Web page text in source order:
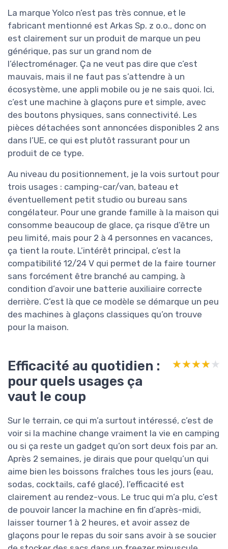
La marque Yolco n’est pas très connue, et le
fabricant mentionné est Arkas Sp. z o.o., donc on
est clairement sur un produit de marque un peu
générique, pas sur un grand nom de
l’électroménager. Ça ne veut pas dire que c’est
mauvais, mais il ne faut pas s’attendre à un
écosystème, une appli mobile ou je ne sais quoi. Ici,
c’est une machine à glaçons pure et simple, avec
des boutons physiques, sans connectivité. Les
pièces détachées sont annoncées disponibles 2 ans
dans l’UE, ce qui est plutôt rassurant pour un
produit de ce type.
Au niveau du positionnement, je la vois surtout pour
trois usages : camping-car/van, bateau et
éventuellement petit studio ou bureau sans
congélateur. Pour une grande famille à la maison qui
consomme beaucoup de glace, ça risque d’être un
peu limité, mais pour 2 à 4 personnes en vacances,
ça tient la route. L’intérêt principal, c’est la
compatibilité 12/24 V qui permet de la faire tourner
sans forcément être branché au camping, à
condition d’avoir une batterie auxiliaire correcte
derrière. C’est là que ce modèle se démarque un peu
des machines à glaçons classiques qu’on trouve
pour la maison.
Efficacité au quotidien :
pour quels usages ça
vaut le coup
★★★★★
★★★★★
Sur le terrain, ce qui m’a surtout intéressé, c’est de
voir si la machine change vraiment la vie en camping
ou si ça reste un gadget qu’on sort deux fois par an.
Après 2 semaines, je dirais que pour quelqu’un qui
aime bien les boissons fraîches tous les jours (eau,
sodas, cocktails, café glacé), l’efficacité est
clairement au rendez-vous. Le truc qui m’a plu, c’est
de pouvoir lancer la machine en fin d’après-midi,
laisser tourner 1 à 2 heures, et avoir assez de
glaçons pour le repas du soir sans avoir à se soucier